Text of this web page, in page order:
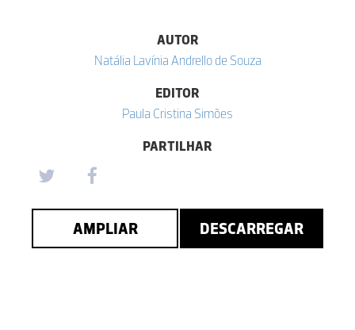
AUTOR
Natália Lavínia Andrello de Souza
EDITOR
Paula Cristina Simões
PARTILHAR
AMPLIAR DESCARREGAR